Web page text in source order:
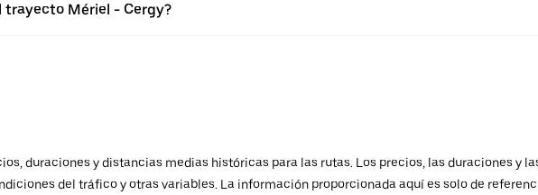
trayecto Mériel - Cergy?
duraciones y distancias medias históricas para las rutas. Los precios, las duraciones y
del tráfico y otras variables. La información proporcionada aquí es solo de